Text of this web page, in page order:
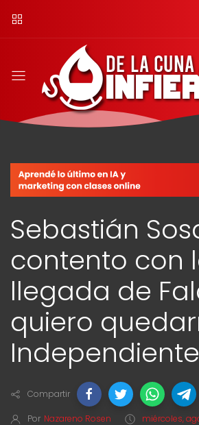
Sebastián
contento con
llegada de
quiero
Compartir
Por Nazareno Rosen
miércoles,